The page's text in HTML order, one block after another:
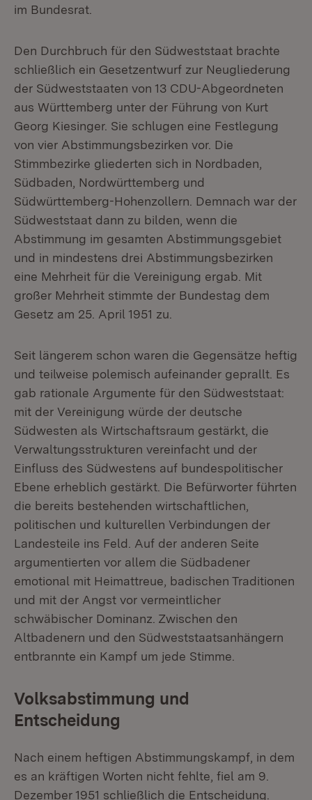
im Bundesrat.
Den Durchbruch für den Südweststaat brachte
schließlich ein Gesetzentwurf zur Neugliederung
der Südweststaaten von 13 CDU-Abgeordneten
aus Württemberg unter der Führung von Kurt
Georg Kiesinger. Sie schlugen eine Festlegung
von vier Abstimmungsbezirken vor. Die
Stimmbezirke gliederten sich in Nordbaden,
Südbaden, Nordwürttemberg und
Südwürttemberg-Hohenzollern. Demnach war der
Südweststaat dann zu bilden, wenn die
Abstimmung im gesamten Abstimmungsgebiet
und in mindestens drei Abstimmungsbezirken
eine Mehrheit für die Vereinigung ergab. Mit
großer Mehrheit stimmte der Bundestag dem
Gesetz am 25. April 1951 zu.
Seit längerem schon waren die Gegensätze heftig
und teilweise polemisch aufeinander geprallt. Es
gab rationale Argumente für den Südweststaat:
mit der Vereinigung würde der deutsche
Südwesten als Wirtschaftsraum gestärkt, die
Verwaltungsstrukturen vereinfacht und der
Einfluss des Südwestens auf bundespolitischer
Ebene erheblich gestärkt. Die Befürworter führten
die bereits bestehenden wirtschaftlichen,
politischen und kulturellen Verbindungen der
Landesteile ins Feld. Auf der anderen Seite
argumentierten vor allem die Südbadener
emotional mit Heimattreue, badischen Traditionen
und mit der Angst vor vermeintlicher
schwäbischer Dominanz. Zwischen den
Altbadenern und den Südweststaatsanhängern
entbrannte ein Kampf um jede Stimme.
Volksabstimmung und
Entscheidung
Nach einem heftigen Abstimmungskampf, in dem
es an kräftigen Worten nicht fehlte, fiel am 9.
Dezember 1951 schließlich die Entscheidung.